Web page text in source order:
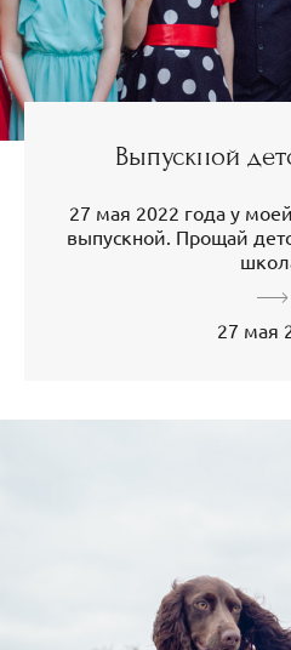
Выпускной
27 мая 2022 года у
выпускной. Прощай
27 мая